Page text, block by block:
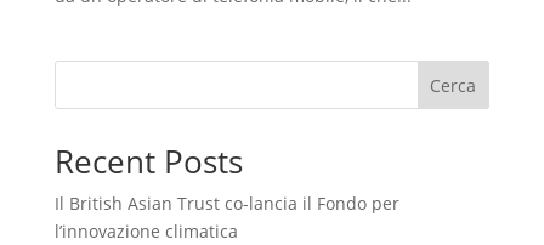
Cerca
Recent Posts
Il British Asian Trust co-lancia il Fondo per
l’innovazione climatica